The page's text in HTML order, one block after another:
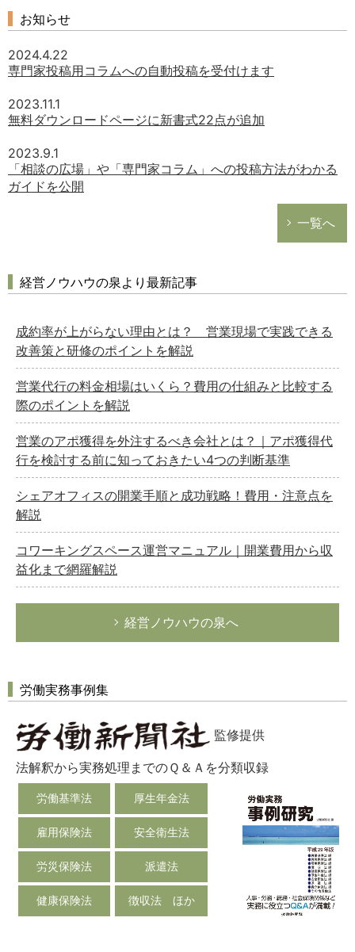
お知らせ
2024.4.22
専門家投稿用コラムへの自動投稿を受付けます
2023.11.1
無料ダウンロードページに新書式22点が追加
2023.9.1
「相談の広場」や「専門家コラム」への投稿方法がわかる
ガイドを公開
一覧へ
経営ノウハウの泉より最新記事
成約率が上がらない理由とは？ 営業現場で実践できる
改善策と研修のポイントを解説
営業代行の料金相場はいくら？費用の仕組みと比較する
際のポイントを解説
営業のアポ獲得を外注するべき会社とは？｜アポ獲得代
行を検討する前に知っておきたい4つの判断基準
シェアオフィスの開業手順と成功戦略！費用・注意点を
解説
コワーキングスペース運営マニュアル｜開業費用から収
益化まで網羅解説
経営ノウハウの泉へ
労働実務事例集
監修提供
法解釈から実務処理までのＱ＆Ａを分類収録
労働基準法 厚生年金法
雇用保険法 安全衛生法
労災保険法 派遣法
健康保険法 徴収法 ほか